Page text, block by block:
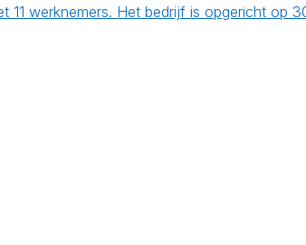
11 werknemers. Het bedrijf is opgericht op